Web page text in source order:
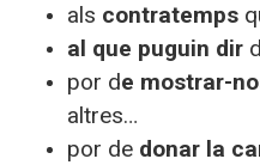
als contratemps
al que puguin dir
por de mostrar-
altres…
por de donar la